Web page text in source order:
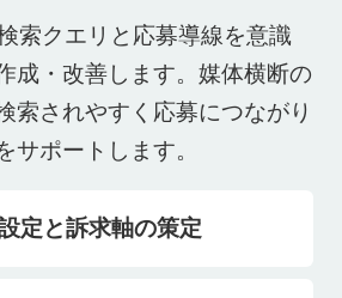
索クエリと応募導線を意識
成・改善します。媒体横断の
索されやすく応募につながり
サポートします。
定と訴求軸の策定